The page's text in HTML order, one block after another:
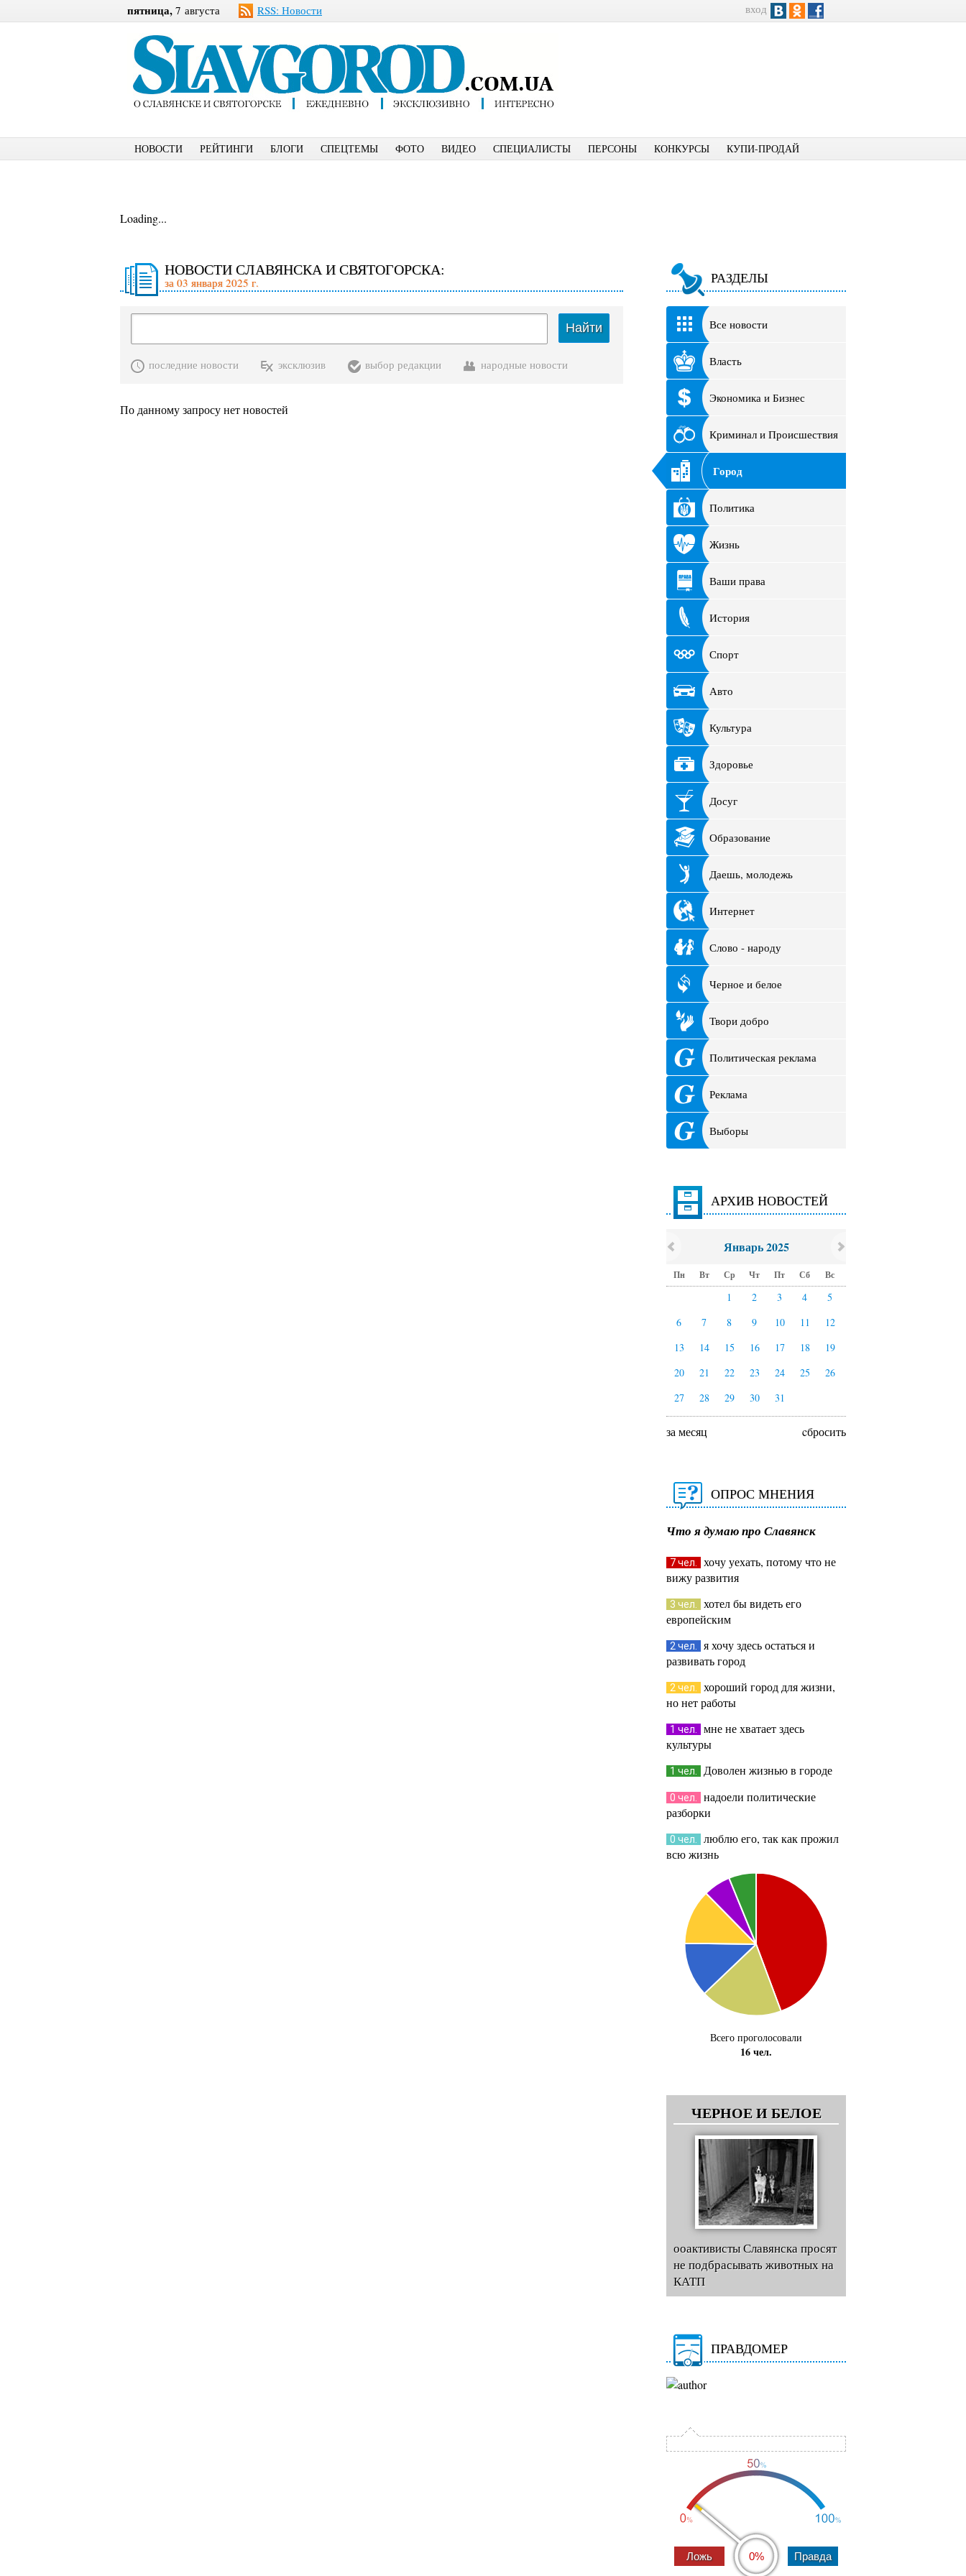
пятница, 7 августа RSS: Новости вход
НОВОСТИ РЕЙТИНГИ БЛОГИ СПЕЦТЕМЫ ФОТО ВИДЕО СПЕЦИАЛИСТЫ ПЕРСОНЫ КОНКУРСЫ КУПИ-ПРОДАЙ
Loading...
НОВОСТИ СЛАВЯНСКА И СВЯТОГОРСКА:
за 03 января 2025 г.
Найти
последние новости эксклюзив выбор редакции народные новости
По данному запросу нет новостей
РАЗДЕЛЫ
Все новости
Власть
Экономика и Бизнес
Криминал и Происшествия
Город
Политика
Жизнь
Ваши права
История
Спорт
Авто
Культура
Здоровье
Досуг
Образование
Даешь, молодежь
Интернет
Слово - народу
Черное и белое
Твори добро
Политическая реклама
Реклама
Выборы
АРХИВ НОВОСТЕЙ
Январь 2025
Пн Вт Ср Чт Пт Сб Вс
1 2 3 4
5
6
7 8 9 10 11
12
13
14 15 16 17 18
19
20
21 22 23 24 25
26
27
28 29 30 31
за месяц cбросить
ОПРОС МНЕНИЯ
Что я думаю про Славянск
7 чел.
хочу уехать, потому что не
вижу развития
3 чел.
хотел бы видеть его
европейским
2 чел.
я хочу здесь остаться и
развивать город
2 чел.
хороший город для жизни,
но нет работы
1 чел.
мне не хватает здесь
культуры
1 чел. Доволен жизнью в городе
0 чел.
надоели политические
разборки
0 чел.
люблю его, так как прожил
всю жизнь
Всего проголосовали
16 чел.
ЧЕРНОЕ И БЕЛОЕ
ооактивисты Славянска просят
не подбрасывать животных на
КАТП
ПРАВДОМЕР
0%